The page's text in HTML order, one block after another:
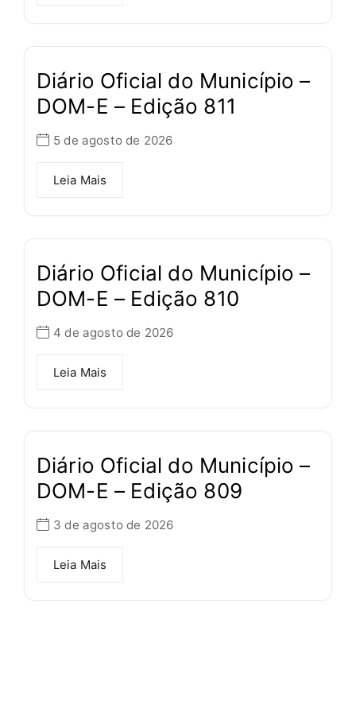
Diário Oficial do Município –
DOM-E – Edição 811
5 de agosto de 2026
Leia Mais
Diário Oficial do Município –
DOM-E – Edição 810
4 de agosto de 2026
Leia Mais
Diário Oficial do Município –
DOM-E – Edição 809
3 de agosto de 2026
Leia Mais